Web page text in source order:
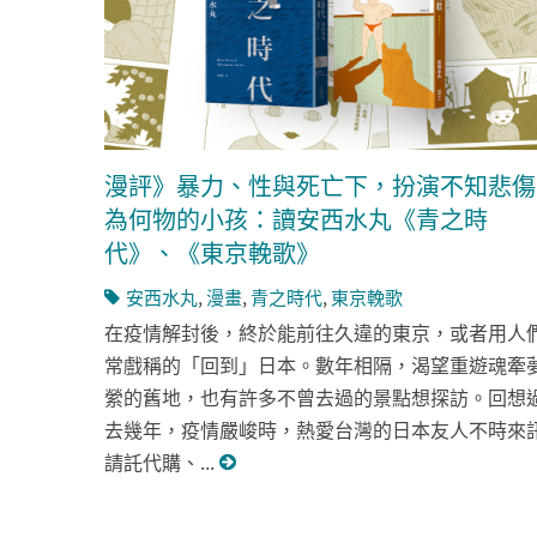
漫評》暴力、性與死亡下，扮演不知悲傷
為何物的小孩：讀安西水丸《青之時
代》、《東京輓歌》
安西水丸,漫畫,青之時代, 東京輓歌
在疫情解封後，終於能前往久違的東京，或者用人
常戲稱的「回到」日本。數年相隔，渴望重遊魂牽
縈的舊地，也有許多不曾去過的景點想探訪。回想
去幾年，疫情嚴峻時，熱愛台灣的日本友人不時來
請託代購、...